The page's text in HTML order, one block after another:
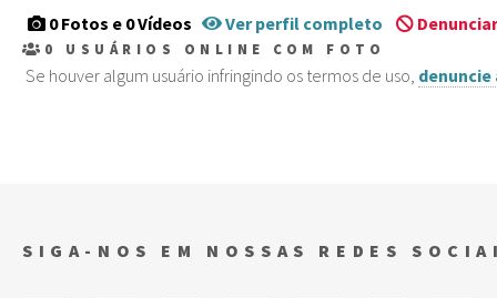
0 Fotos e 0 Vídeos Ver perfil completo
0 USUÁRIOS ONLINE COM FOTO
Se houver algum usuário infringindo os termos de uso, denuncie
SIGA-NOS EM NOSSAS REDES